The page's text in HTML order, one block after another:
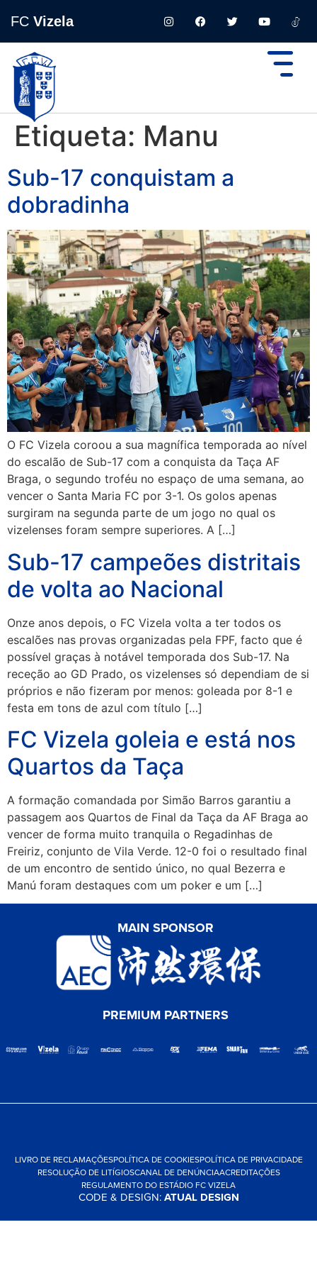
FC Vizela
Etiqueta: Manu
Sub-17 conquistam a
dobradinha
O FC Vizela coroou a sua magnífica temporada ao nível
do escalão de Sub-17 com a conquista da Taça AF
Braga, o segundo troféu no espaço de uma semana, ao
vencer o Santa Maria FC por 3-1. Os golos apenas
surgiram na segunda parte de um jogo no qual os
vizelenses foram sempre superiores. A […]
Sub-17 campeões distritais
de volta ao Nacional
Onze anos depois, o FC Vizela volta a ter todos os
escalões nas provas organizadas pela FPF, facto que é
possível graças à notável temporada dos Sub-17. Na
receção ao GD Prado, os vizelenses só dependiam de si
próprios e não fizeram por menos: goleada por 8-1 e
festa em tons de azul com título […]
FC Vizela goleia e está nos
Quartos da Taça
A formação comandada por Simão Barros garantiu a
passagem aos Quartos de Final da Taça da AF Braga ao
vencer de forma muito tranquila o Regadinhas de
Freiriz, conjunto de Vila Verde. 12-0 foi o resultado final
de um encontro de sentido único, no qual Bezerra e
Manú foram destaques com um poker e um […]
MAIN SPONSOR
PREMIUM PARTNERS
LIVRO DE RECLAMAÇÕESPOLÍTICA DE COOKIESPOLÍTICA DE PRIVACIDADE
RESOLUÇÃO DE LITÍGIOSCANAL DE DENÚNCIAACREDITAÇÕES
REGULAMENTO DO ESTÁDIO FC VIZELA
CODE & DESIGN:ATUAL DESIGN